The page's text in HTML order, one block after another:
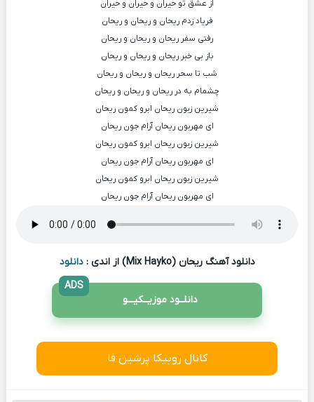
از عشق تو حیران و حیران و حیران
فریاد زدم ریحان و ریحان و ریحان
رفتی سفر ریحان و ریحان و ریحان
باز بی خبر ریحان و ریحان و ریحان
شب تا سحر ریحان و ریحان و ریحان
چشمام به در ریحان و ریحان و ریحان
شیرین زبون ریحان ابرو کمون ریحان
ای مهربون ریحان آرام جون ریحان
شیرین زبون ریحان ابرو کمون ریحان
ای مهربون ریحان آرام جون ریحان
شیرین زبون ریحان ابرو کمون ریحان
ای مهربون ریحان آرام جون ریحان
دانلود آهنگ ریحان (Mix Hayko) از اندی : دانلود
دانلــود موزیــکیـــو
ADS
کانال روبیکا پرشین فا